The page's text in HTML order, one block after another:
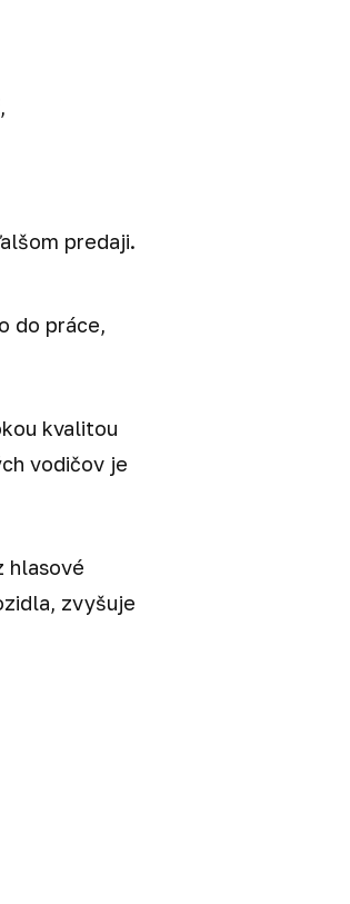
predaji.
do práce,
kvalitou
vodičov je
hlasové
zvyšuje